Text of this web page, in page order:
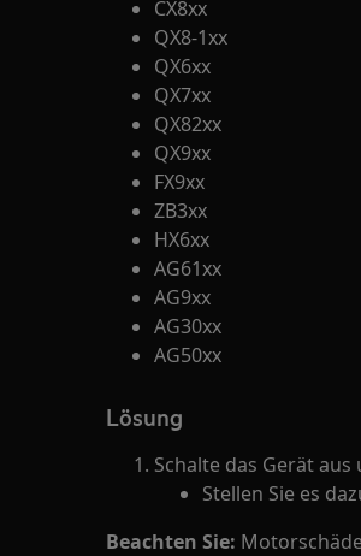
CX8xx
QX8-1xx
QX6xx
QX7xx
QX82xx
QX9xx
FX9xx
ZB3xx
HX6xx
AG61xx
AG9xx
AG30xx
AG50xx
Lösung
Schalte das Gerät
Stellen Sie es
Beachten Sie: